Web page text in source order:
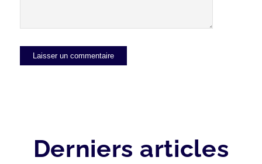
Derniers articles